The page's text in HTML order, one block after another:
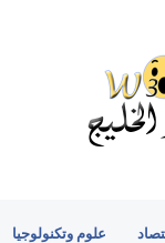
علوم وتكنولوجيا